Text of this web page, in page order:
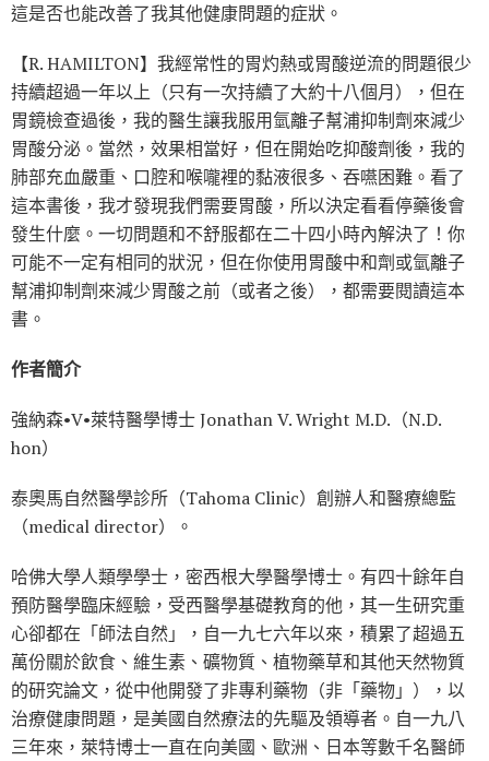
這是否也能改善了我其他健康問題的症狀。
【R. HAMILTON】我經常性的胃灼熱或胃酸逆流的問題很少
持續超過一年以上（只有一次持續了大約十八個月），但在
胃鏡檢查過後，我的醫生讓我服用氫離子幫浦抑制劑來減少
胃酸分泌。當然，效果相當好，但在開始吃抑酸劑後，我的
肺部充血嚴重、口腔和喉嚨裡的黏液很多、吞嚥困難。看了
這本書後，我才發現我們需要胃酸，所以決定看看停藥後會
發生什麼。一切問題和不舒服都在二十四小時內解決了！你
可能不一定有相同的狀況，但在你使用胃酸中和劑或氫離子
幫浦抑制劑來減少胃酸之前（或者之後），都需要閱讀這本
書。
作者簡介
強納森•V•萊特醫學博士 Jonathan V. Wright M.D.（N.D.
hon）
泰奧馬自然醫學診所（Tahoma Clinic）創辦人和醫療總監
（medical director）。
哈佛大學人類學學士，密西根大學醫學博士。有四十餘年自
預防醫學臨床經驗，受西醫學基礎教育的他，其一生研究重
心卻都在「師法自然」，自一九七六年以來，積累了超過五
萬份關於飲食、維生素、礦物質、植物藥草和其他天然物質
的研究論文，從中他開發了非專利藥物（非「藥物」），以
治療健康問題，是美國自然療法的先驅及領導者。自一九八
三年來，萊特博士一直在向美國、歐洲、日本等數千名醫師